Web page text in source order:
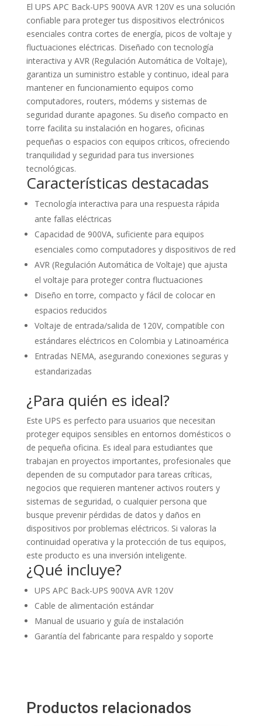
El UPS APC Back-UPS 900VA AVR 120V es una solución
confiable para proteger tus dispositivos electrónicos
esenciales contra cortes de energía, picos de voltaje y
fluctuaciones eléctricas. Diseñado con tecnología
interactiva y AVR (Regulación Automática de Voltaje),
garantiza un suministro estable y continuo, ideal para
mantener en funcionamiento equipos como
computadores, routers, módems y sistemas de
seguridad durante apagones. Su diseño compacto en
torre facilita su instalación en hogares, oficinas
pequeñas o espacios con equipos críticos, ofreciendo
tranquilidad y seguridad para tus inversiones
tecnológicas.
Características destacadas
Tecnología interactiva para una respuesta rápida
ante fallas eléctricas
Capacidad de 900VA, suficiente para equipos
esenciales como computadores y dispositivos de red
AVR (Regulación Automática de Voltaje) que ajusta
el voltaje para proteger contra fluctuaciones
Diseño en torre, compacto y fácil de colocar en
espacios reducidos
Voltaje de entrada/salida de 120V, compatible con
estándares eléctricos en Colombia y Latinoamérica
Entradas NEMA, asegurando conexiones seguras y
estandarizadas
¿Para quién es ideal?
Este UPS es perfecto para usuarios que necesitan
proteger equipos sensibles en entornos domésticos o
de pequeña oficina. Es ideal para estudiantes que
trabajan en proyectos importantes, profesionales que
dependen de su computador para tareas críticas,
negocios que requieren mantener activos routers y
sistemas de seguridad, o cualquier persona que
busque prevenir pérdidas de datos y daños en
dispositivos por problemas eléctricos. Si valoras la
continuidad operativa y la protección de tus equipos,
este producto es una inversión inteligente.
¿Qué incluye?
UPS APC Back-UPS 900VA AVR 120V
Cable de alimentación estándar
Manual de usuario y guía de instalación
Garantía del fabricante para respaldo y soporte
Productos relacionados